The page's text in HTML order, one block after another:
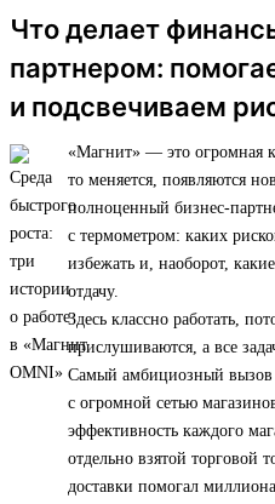
Что делает
партнером:
и подсвечиваем
«Магнит» — это огромная
то меняется, появляются
полноценный бизнес-
с термометром: каких
избежать и, наоборот,
отдачу.
Здесь классно работать,
прислушиваются, а все
Самый амбициозный вызов
с огромной сетью
эффективность каждого
отдельно взятой торговой
доставки помогал